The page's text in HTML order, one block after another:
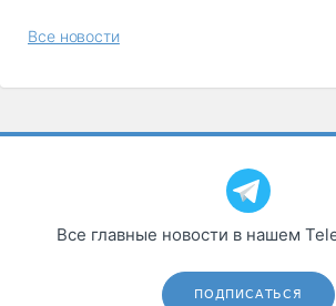
Все новости
Все главные новости в нашем
ПОДПИСАТЬСЯ